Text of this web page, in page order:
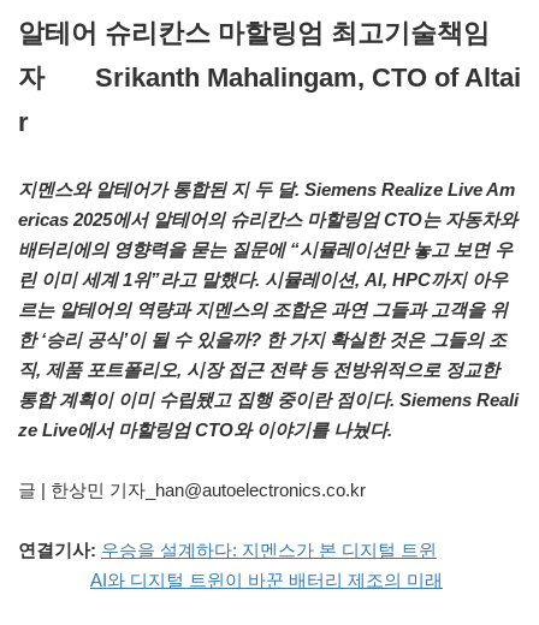
알테어 슈리칸스 마할링엄 최고기술책임
자 Srikanth Mahalingam, CTO of Altai
r
지멘스와 알테어가 통합된 지 두 달. Siemens Realize Live Am
ericas 2025에서 알테어의 슈리칸스 마할링엄 CTO는 자동차와
배터리에의 영향력을 묻는 질문에 “시뮬레이션만 놓고 보면 우
린 이미 세계 1위”라고 말했다. 시뮬레이션, AI, HPC까지 아우
르는 알테어의 역량과 지멘스의 조합은 과연 그들과 고객을 위
한 ‘승리 공식’이 될 수 있을까? 한 가지 확실한 것은 그들의 조
직, 제품 포트폴리오, 시장 접근 전략 등 전방위적으로 정교한
통합 계획이 이미 수립됐고 집행 중이란 점이다. Siemens Reali
ze Live에서 마할링엄 CTO와 이야기를 나눴다.
글 | 한상민 기자_han@autoelectronics.co.kr
연결기사: 우승을 설계하다: 지멘스가 본 디지털 트윈
AI와 디지털 트윈이 바꾼 배터리 제조의 미래